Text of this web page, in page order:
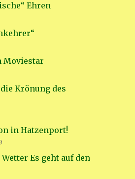
Ehren
Moviestar
Krönung des
in Hatzenport!
Es geht auf den